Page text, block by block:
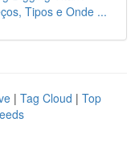
Tipos e Onde ...
| Tag Cloud | Top